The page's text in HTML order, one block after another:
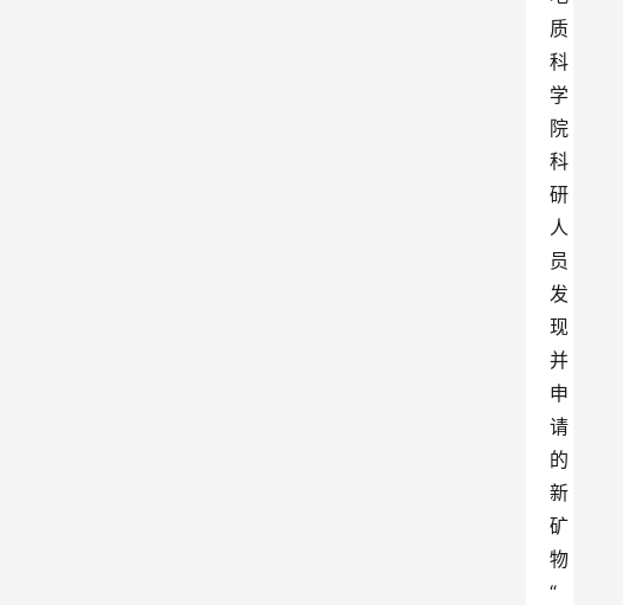
质
科
学
院
科
研
人
员
发
现
并
申
请
的
新
矿
物
“